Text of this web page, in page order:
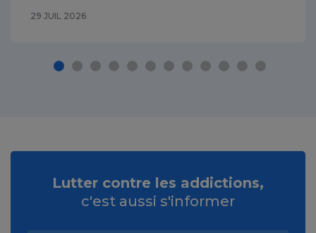
29 JUIL 2026
Lutter contre les addictions,
c'est aussi s'informer